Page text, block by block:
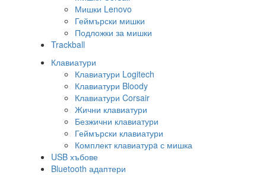
Мишки Lenovo
Геймърски мишки
Подложки за мишки
Trackball
Клавиатури
Клавиатури Logitech
Клавиатури Bloody
Клавиатури Corsair
Жични клавиатури
Безжични клавиатури
Геймърски клавиатури
Комплект клавиатурa с мишка
USB хъбове
Bluetooth адаптери